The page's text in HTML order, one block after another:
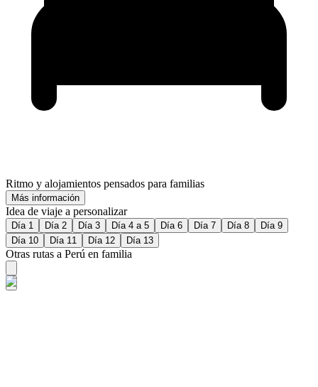
Ritmo y alojamientos pensados para familias
Más información
Idea de viaje a personalizar
Día 1 Día 2 Día 3 Día 4 a 5 Día 6 Día 7 Día 8
Día 9
Día 10
Día 11 Día 12 Día 13
Otras rutas a Perú en familia